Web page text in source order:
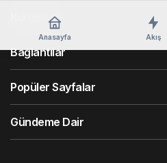
Anasayfa Akış
Kurumsal
Bağlantılar
Popüler Sayfalar
Gündeme Dair